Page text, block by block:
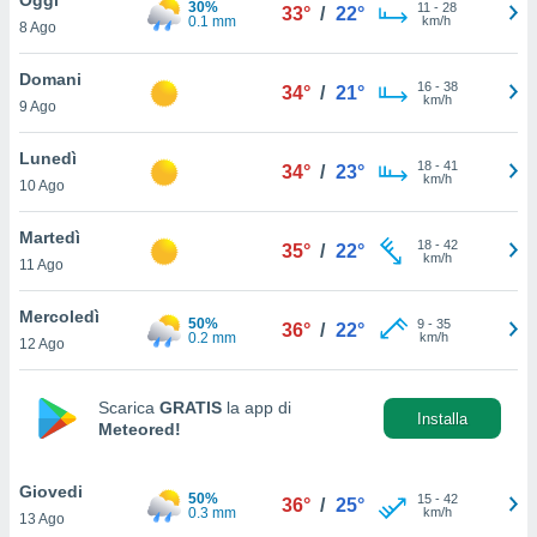
è
al sito
di
ci
di
il
un
la
nella
8 Ago
30%
0.1 mm
33° / 22° 11 - 28
km/h
Domani
9 Ago
34° / 21° 16- 38
km/h
Lunedì
10 Ago
34° / 23° 18- 41
km/h
Martedì
11 Ago
35° / 22° 18- 42
km/h
Mercoledì
12 Ago
50%
0.2 mm
36° / 22° 9- 35
km/h
Scarica GRATIS la app di
Meteored!
Installa
Giovedi
13 Ago
50%
0.3 mm
36° / 25° 15- 42
km/h